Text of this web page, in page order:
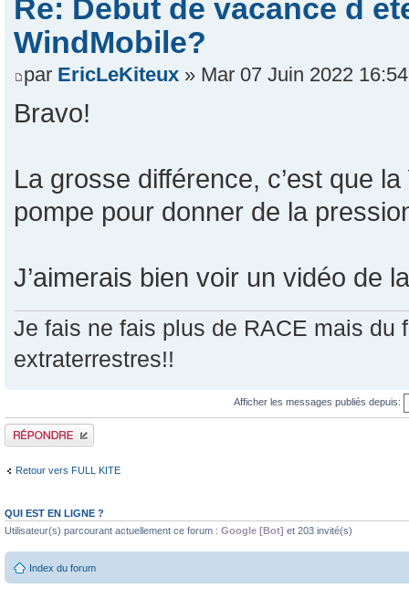
Re: Debut de vacance d
WindMobile?
par EricLeKiteux » Mar 07 Juin 2022 16:54
Bravo!
La grosse différence, c’est que
pompe pour donner de la
J’aimerais bien voir un vidéo de
Je fais ne fais plus de RACE mais du
extraterrestres!!
Afficher les messages publiés depuis:
Publier une réponse
Retour vers FULL KITE
QUI EST EN LIGNE ?
Utilisateur(s) parcourant actuellement ce forum : Google [Bot] et 203 invité(s)
Index du forum